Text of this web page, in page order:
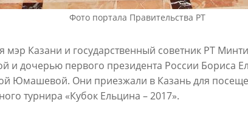
01/10/2023
Фото портала Правительства РТ
мэр Казани и государственный советник РТ
и дочерью первого президента России Бориса
Юмашевой. Они приезжали в Казань для
турнира «Кубок Ельцина – 2017».